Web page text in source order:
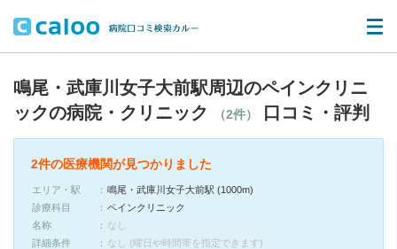
鳴尾・武庫川女子大前駅周辺のペインクリニ
ックの病院・クリニック
（2件） 口コミ・評判
2件の医療機関が見つかりました
エリア・駅
鳴尾・武庫川女子大前駅 (1000m)
診療科目
ペインクリニック
名称
なし
詳細条件
なし (曜日や時間帯を指定できます)